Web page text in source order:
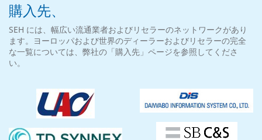
購入先、
SEH には、幅広い流通業者およびリセラーのネットワークがあり
ます。ヨーロッパおよび世界のディーラーおよびリセラーの完全
な一覧については、弊社の「購入先」ページを参照してくださ
い。